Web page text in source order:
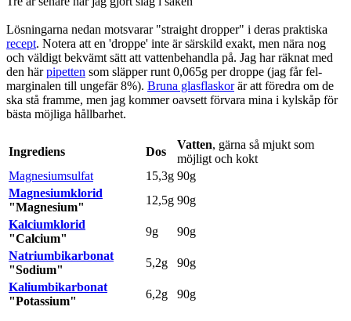
Lösningarna nedan motsvarar "straight dropper" i deras praktiska
recept. Notera att en 'droppe' inte är särskild exakt, men nära nog
och väldigt bekvämt sätt att vattenbehandla på. Jag har räknat med
den härpipetten som släpper runt 0,065g per droppe (jag får fel-
marginalen till ungefär 8%). Bruna glasflaskorär att föredra om de
ska stå framme, men jag kommer oavsett förvara mina i kylskåp för
bästa möjliga hållbarhet.
Ingrediens Dos
Vatten, gärna så mjukt som
möjligt och kokt
Magnesiumsulfat
15,3g 90g
Magnesiumklorid
"Magnesium"
12,5g 90g
Kalciumklorid
"Calcium"
9g
90g
Natriumbikarbonat
"Sodium"
5,2g
90g
Kaliumbikarbonat
"Potassium"
6,2g 90g